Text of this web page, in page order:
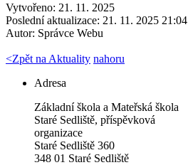
Vytvořeno: 21. 11. 2025
Poslední aktualizace: 21. 11. 2025 21:04
Autor: Správce Webu
<Zpět na Aktuality nahoru
Adresa
Základní škola a Mateřská škola
Staré Sedliště, příspěvková
organizace
Staré Sedliště 360
348 01 Staré Sedliště